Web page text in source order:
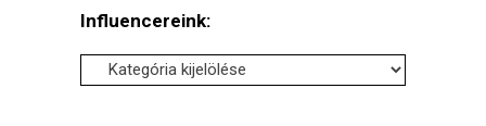
Influencereink:
Influencereink: